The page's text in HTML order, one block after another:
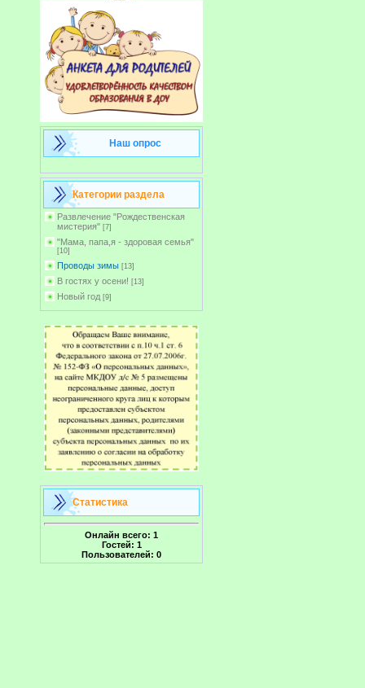
Наш опрос
Категории раздела
Развлечение "Рождественская
мистерия" [7]
"Мама, папа,я - здоровая семья"
[10]
Проводы зимы [13]
В гостях у осени! [13]
Новый год [9]
Статистика
Онлайн всего: 1
Гостей: 1
Пользователей: 0